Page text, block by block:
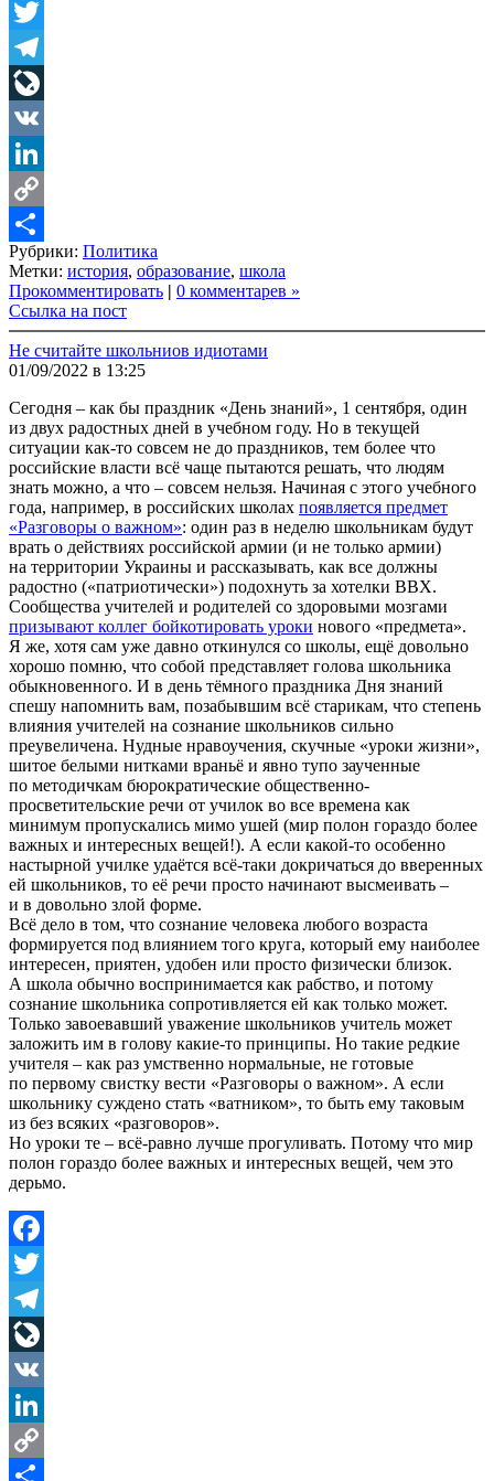
Facebook
Twitter
Telegram
LiveJournal
VK
LinkedIn
Copy
Link
Share
Рубрики: Политика
Метки: история, образование, школа
Прокомментировать | 0 комментарев »
Ссылка на пост
Не считайте школьниов идиотами
01/09/2022 в 13:25
Сегодня – как бы праздник «День знаний», 1 сентября, один
из двух радостных дней в учебном году. Но в текущей
ситуации как-то совсем не до праздников, тем более что
российские власти всё чаще пытаются решать, что людям
знать можно, а что – совсем нельзя. Начиная с этого учебного
года, например, в российских школах появляется предмет
«Разговоры о важном»: один раз в неделю школьникам будут
врать о действиях российской армии (и не только армии)
на территории Украины и рассказывать, как все должны
радостно («патриотически») подохнуть за хотелки ВВХ.
Сообщества учителей и родителей со здоровыми мозгами
призывают коллег бойкотировать уроки нового «предмета».
Я же, хотя сам уже давно откинулся со школы, ещё довольно
хорошо помню, что собой представляет голова школьника
обыкновенного. И в день тёмного праздника Дня знаний
спешу напомнить вам, позабывшим всё старикам, что степень
влияния учителей на сознание школьников сильно
преувеличена. Нудные нравоучения, скучные «уроки жизни»,
шитое белыми нитками враньё и явно тупо заученные
по методичкам бюрократические общественно-
просветительские речи от училок во все времена как
минимум пропускались мимо ушей (мир полон гораздо более
важных и интересных вещей!). А если какой-то особенно
настырной училке удаётся всё-таки докричаться до вверенных
ей школьников, то её речи просто начинают высмеивать –
и в довольно злой форме.
Всё дело в том, что сознание человека любого возраста
формируется под влиянием того круга, который ему наиболее
интересен, приятен, удобен или просто физически близок.
А школа обычно воспринимается как рабство, и потому
сознание школьника сопротивляется ей как только может.
Только завоевавший уважение школьников учитель может
заложить им в голову какие-то принципы. Но такие редкие
учителя – как раз умственно нормальные, не готовые
по первому свистку вести «Разговоры о важном». А если
школьнику суждено стать «ватником», то быть ему таковым
из без всяких «разговоров».
Но уроки те – всё-равно лучше прогуливать. Потому что мир
полон гораздо более важных и интересных вещей, чем это
дерьмо.
Facebook
Twitter
Telegram
LiveJournal
VK
LinkedIn
Copy